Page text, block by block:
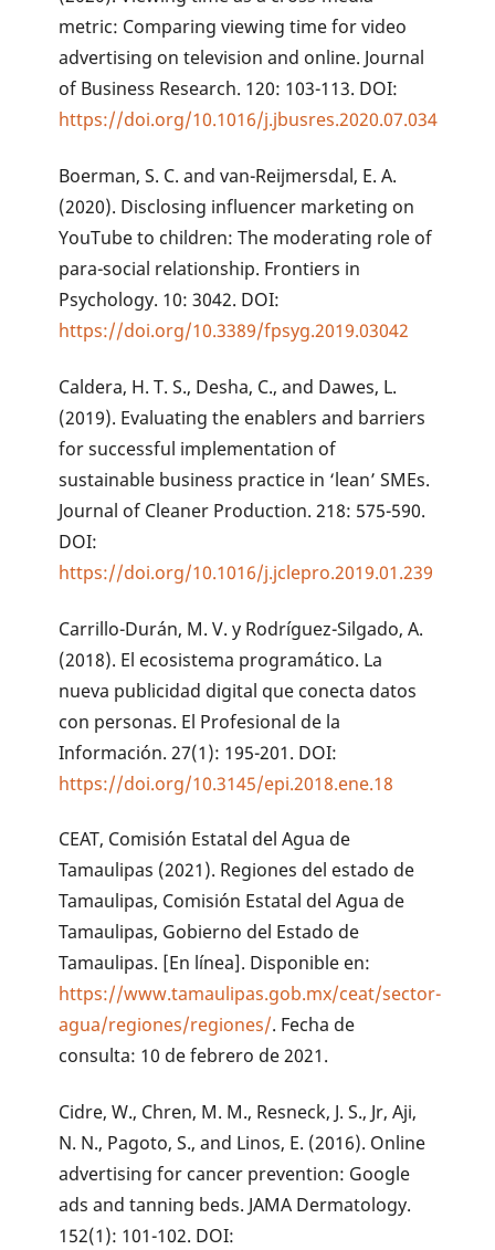
metric: Comparing viewing time for video
advertising on television and online. Journal
of Business Research. 120: 103-113. DOI:
https://doi.org/10.1016/j.jbusres.2020.07.034
Boerman, S. C. and van-Reijmersdal, E. A.
(2020). Disclosing influencer marketing on
YouTube to children: The moderating role of
para-social relationship. Frontiers in
Psychology. 10: 3042. DOI:
https://doi.org/10.3389/fpsyg.2019.03042
Caldera, H. T. S., Desha, C., and Dawes, L.
(2019). Evaluating the enablers and barriers
for successful implementation of
sustainable business practice in ‘lean’ SMEs.
Journal of Cleaner Production. 218: 575-590.
DOI:
https://doi.org/10.1016/j.jclepro.2019.01.239
Carrillo-Durán, M. V. y Rodríguez-Silgado, A.
(2018). El ecosistema programático. La
nueva publicidad digital que conecta datos
con personas. El Profesional de la
Información. 27(1): 195-201. DOI:
https://doi.org/10.3145/epi.2018.ene.18
CEAT, Comisión Estatal del Agua de
Tamaulipas (2021). Regiones del estado de
Tamaulipas, Comisión Estatal del Agua de
Tamaulipas, Gobierno del Estado de
Tamaulipas. [En línea]. Disponible en:
https://www.tamaulipas.gob.mx/ceat/sector-
agua/regiones/regiones/. Fecha de
consulta: 10 de febrero de 2021.
Cidre, W., Chren, M. M., Resneck, J. S., Jr, Aji,
N. N., Pagoto, S., and Linos, E. (2016). Online
advertising for cancer prevention: Google
ads and tanning beds. JAMA Dermatology.
152(1): 101-102. DOI: